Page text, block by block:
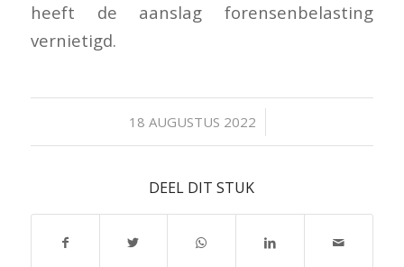
heeft de aanslag forensenbelasting
vernietigd.
18 AUGUSTUS 2022
/
DEEL DIT STUK